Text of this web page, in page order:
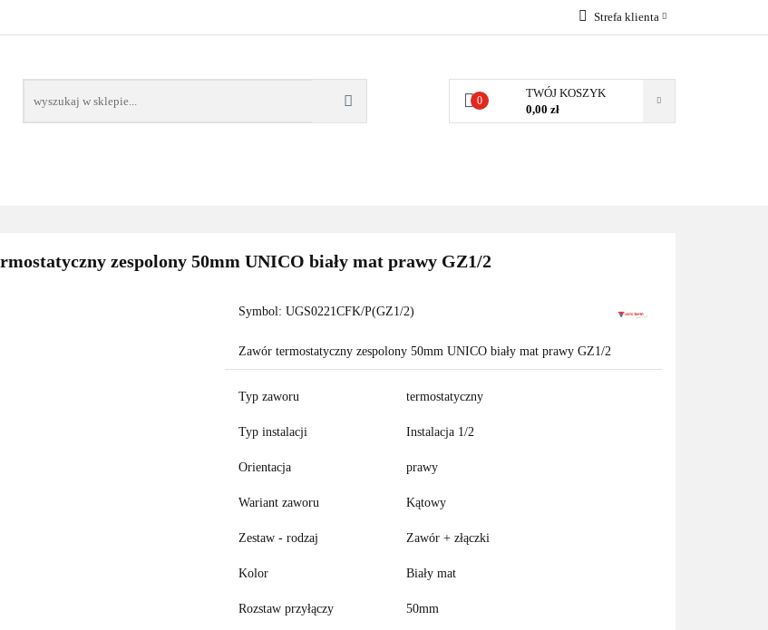
Strefa klienta
Zarejestruj się
0
TWÓJ KOSZYK
0,00 zł
zespolony 50mm UNICO biały mat prawy GZ1/2
Symbol:UGS0221CFK/P(GZ1/2)
Zawór termostatyczny zespolony 50mm UNICO biały mat prawy GZ1/2
Typ zaworu termostatyczny
Typ instalacji Instalacja 1/2
Orientacja prawy
Wariant zaworu Kątowy
Zestaw - rodzaj Zawór + złączki
Kolor Biały mat
Rozstaw przyłączy 50mm